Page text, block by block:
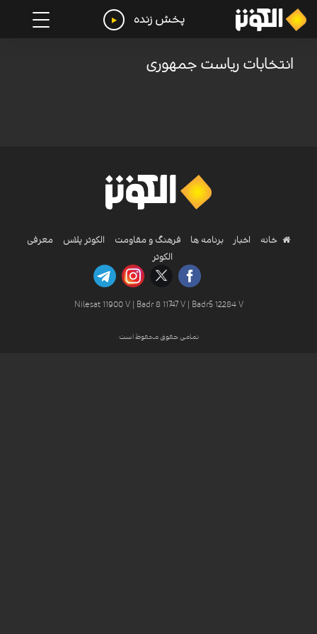
پخش زنده
انتخابات ریاست جمهوری
خانه اخبار برنامه ها فرهنگ و مقاومت الکوثر پلاس
معرفی
الکوثر
Nilesat 11900 V | Badr 8 11747 V | Badr5 12284 V
تمامی حقوق محفوظ است